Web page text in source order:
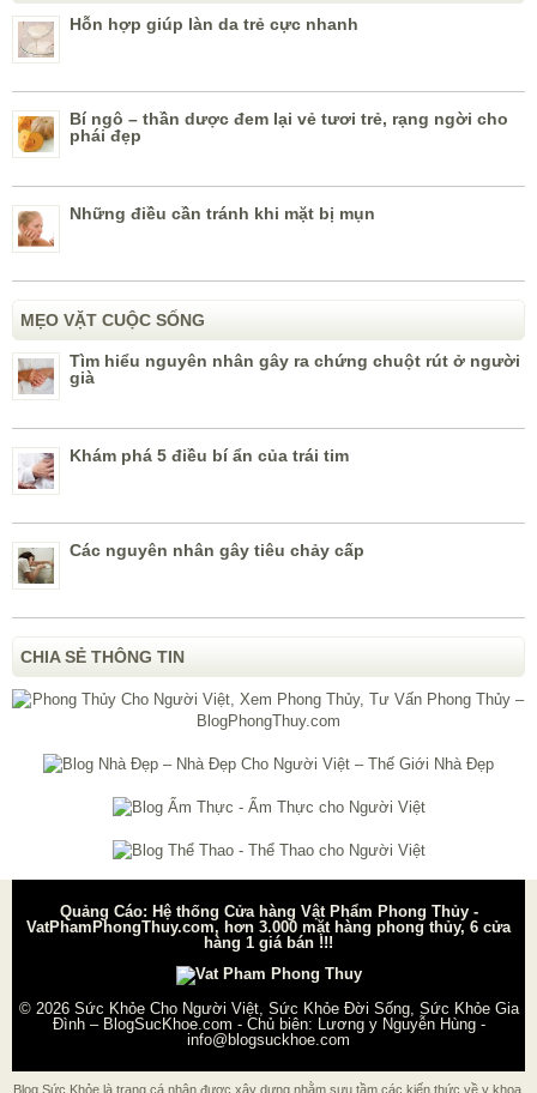
Hỗn hợp giúp làn da trẻ cực nhanh
Bí ngô – thần dược đem lại vẻ tươi trẻ, rạng ngời cho
phái đẹp
Những điều cần tránh khi mặt bị mụn
MẸO VẶT CUỘC SỐNG
Tìm hiểu nguyên nhân gây ra chứng chuột rút ở người
già
Khám phá 5 điều bí ẩn của trái tim
Các nguyên nhân gây tiêu chảy cấp
CHIA SẺ THÔNG TIN
Quảng Cáo: Hệ thống Cửa hàng Vật Phẩm Phong Thủy -
VatPhamPhongThuy.com, hơn 3.000 mặt hàng phong thủy, 6 cửa
hàng 1 giá bán !!!
© 2026 Sức Khỏe Cho Người Việt, Sức Khỏe Đời Sống, Sức Khỏe Gia
Đình – BlogSucKhoe.com - Chủ biên: Lương y Nguyễn Hùng-
info@blogsuckhoe.com
Blog Sức Khỏe là trang cá nhân được xây dựng nhằm sưu tầm các kiến thức về y khoa,